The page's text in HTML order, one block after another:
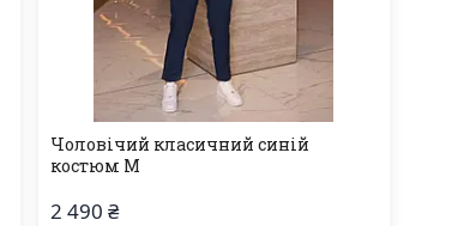
Чоловічий класичний синій
костюм M
2 490 ₴